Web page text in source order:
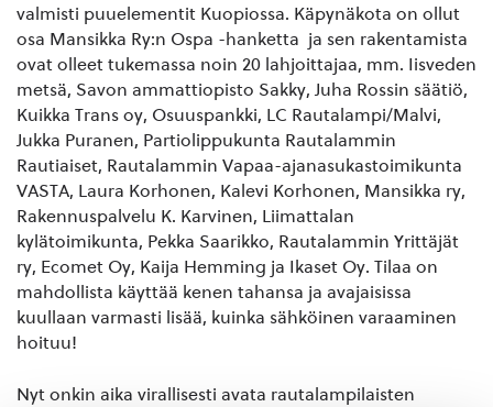
valmisti puuelementit Kuopiossa. Käpynäkota on ollut
osa Mansikka Ry:n Ospa -hanketta ja sen rakentamista
ovat olleet tukemassa noin 20 lahjoittajaa, mm. Iisveden
metsä, Savon ammattiopisto Sakky, Juha Rossin säätiö,
Kuikka Trans oy, Osuuspankki, LC Rautalampi/Malvi,
Jukka Puranen, Partiolippukunta Rautalammin
Rautiaiset, Rautalammin Vapaa-ajanasukastoimikunta
VASTA, Laura Korhonen, Kalevi Korhonen, Mansikka ry,
Rakennuspalvelu K. Karvinen, Liimattalan
kylätoimikunta, Pekka Saarikko, Rautalammin Yrittäjät
ry, Ecomet Oy, Kaija Hemming ja Ikaset Oy. Tilaa on
mahdollista käyttää kenen tahansa ja avajaisissa
kuullaan varmasti lisää, kuinka sähköinen varaaminen
hoituu!
Nyt onkin aika virallisesti avata rautalampilaisten